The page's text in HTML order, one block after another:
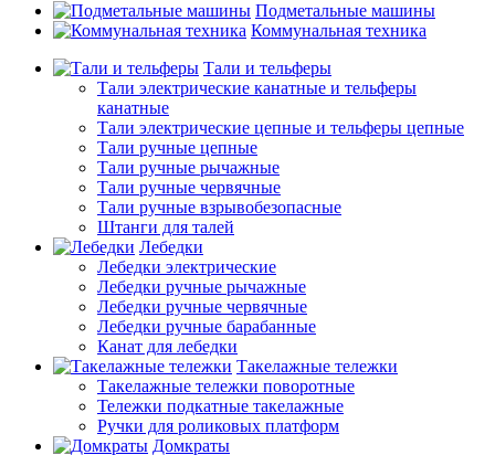
Подметальные машины
Коммунальная техника
Тали и тельферы
Тали электрические канатные и тельферы
канатные
Тали электрические цепные и тельферы цепные
Тали ручные цепные
Тали ручные рычажные
Тали ручные червячные
Тали ручные взрывобезопасные
Штанги для талей
Лебедки
Лебедки электрические
Лебедки ручные рычажные
Лебедки ручные червячные
Лебедки ручные барабанные
Канат для лебедки
Такелажные тележки
Такелажные тележки поворотные
Тележки подкатные такелажные
Ручки для роликовых платформ
Домкраты